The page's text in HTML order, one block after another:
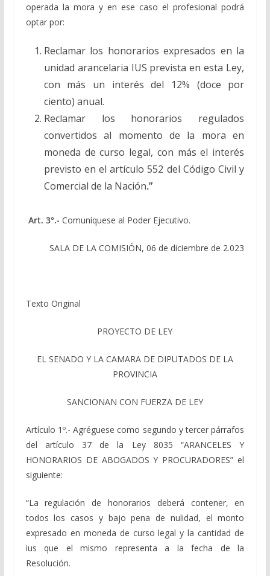
operada la mora y en ese caso el profesional podrá
optar por:
Reclamar los honorarios expresados en la
unidad arancelaria IUS prevista en esta Ley,
con más un interés del 12% (doce por
ciento) anual.
Reclamar los honorarios regulados
convertidos al momento de la mora en
moneda de curso legal, con más el interés
previsto en el artículo 552 del Código Civil y
Comercial de la Nación.”
Art. 3°.- Comuníquese al Poder Ejecutivo.
SALA DE LA COMISIÓN, 06 de diciembre de 2.023
Texto Original
PROYECTO DE LEY
EL SENADO Y LA CAMARA DE DIPUTADOS DE LA
PROVINCIA
SANCIONAN CON FUERZA DE LEY
Artículo 1º.- Agréguese como segundo y tercer párrafos
del artículo 37 de la Ley 8035 “ARANCELES Y
HONORARIOS DE ABOGADOS Y PROCURADORES” el
siguiente:
“La regulación de honorarios deberá contener, en
todos los casos y bajo pena de nulidad, el monto
expresado en moneda de curso legal y la cantidad de
ius que el mismo representa a la fecha de la
Resolución.